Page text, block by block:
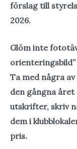
förslag till
2026.
Glöm inte
orienteringsbild”
Ta med några
den gångna året
utskrifter, skriv
dem i
pris.